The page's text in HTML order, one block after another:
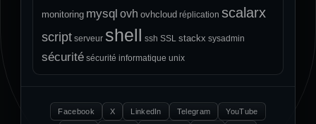
monitoring mysql ovh ovhcloud réplication scalarx
script serveur shell ssh SSL stackx sysadmin
sécurité sécurité informatique unix
Facebook X LinkedIn Telegram YouTube